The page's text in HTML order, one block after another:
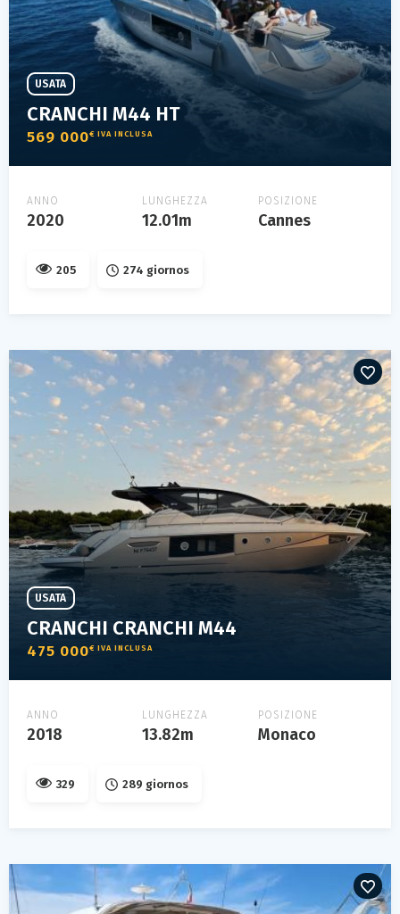
CRANCHI M44 HT
569 000€ IVA INCLUSA
USATA
ANNO
2020
LUNGHEZZA
12.01m
POSIZIONE
Cannes
205 274 giornos
CRANCHI CRANCHI M44
475 000€ IVA INCLUSA
USATA
ANNO
2018
LUNGHEZZA
13.82m
POSIZIONE
Monaco
329 289 giornos